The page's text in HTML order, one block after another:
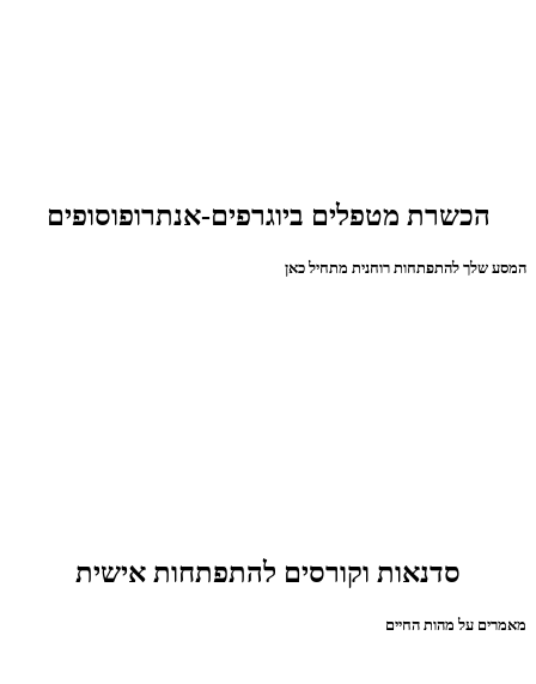
הכשרת מטפלים ביוגרפים-אנתרופוסופים
המסע שלך להתפתחות רוחנית מתחיל כאן
סדנאות וקורסים להתפתחות אישית
מאמרים על מהות החיים